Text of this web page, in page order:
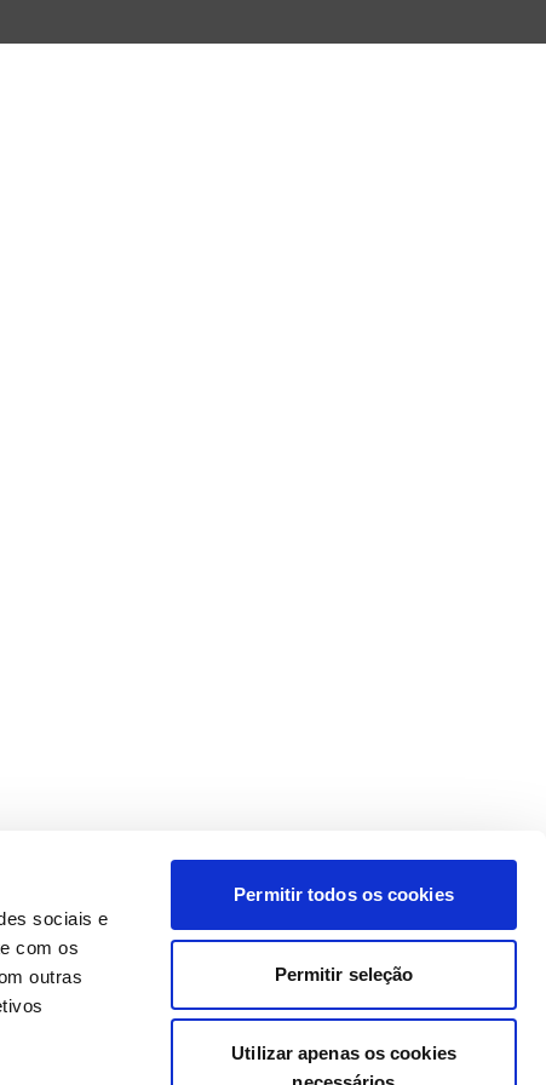
sociais e
com os
outras
Permitir todos os cookies
Permitir seleção
Utilizar apenas os cookies